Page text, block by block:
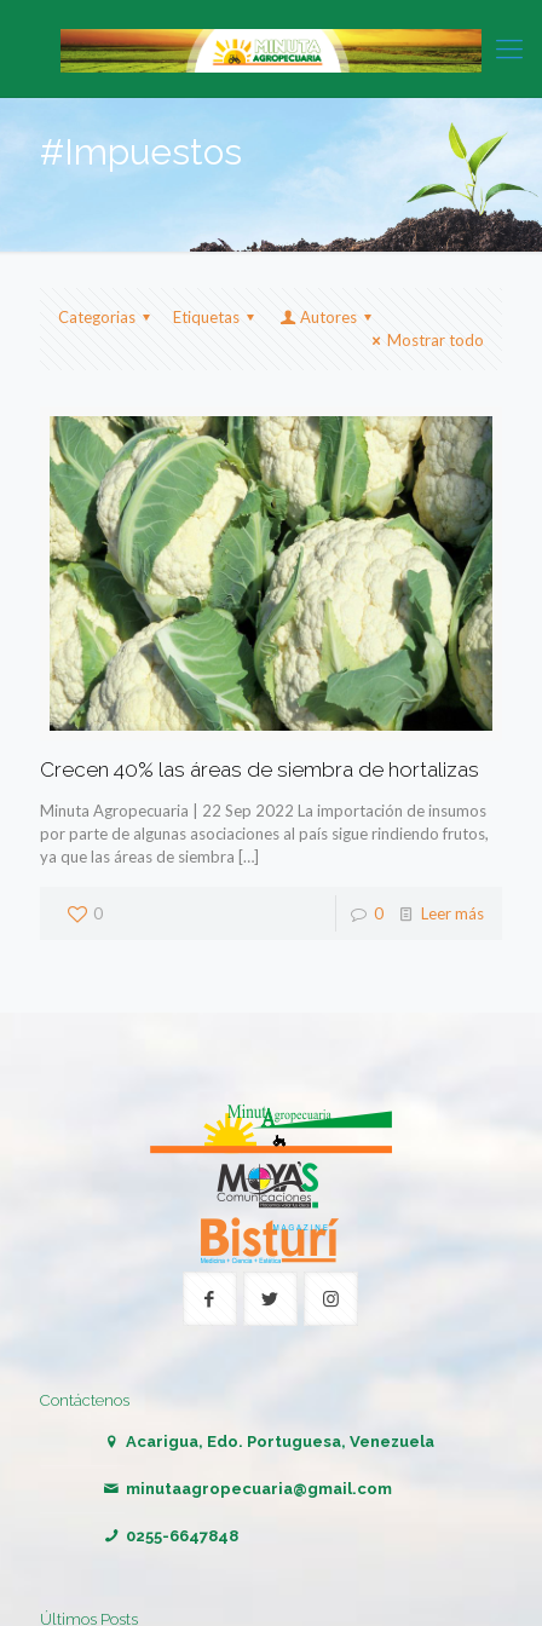
#Impuestos
Categorias Etiquetas
Autores
Mostrar todo
Crecen 40% las áreas de siembra de hortalizas
Minuta Agropecuaria | 22 Sep 2022 La importación de insumos
por parte de algunas asociaciones al país sigue rindiendo frutos,
ya que las áreas de siembra […]
0 0 Leer más
Contáctenos
Acarigua, Edo. Portuguesa, Venezuela
minutaagropecuaria@gmail.com
0255-6647848
Últimos Posts